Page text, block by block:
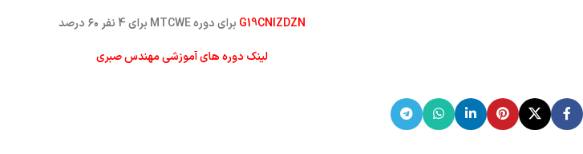
G19CNIZDZN برای دوره MTCWE برای 4 نفر ۶۰ درصد
لینک دوره های آموزشی مهندس صبری